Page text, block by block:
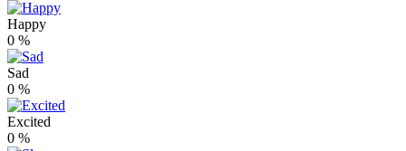
Happy
0 %
Sad
0 %
Excited
0 %